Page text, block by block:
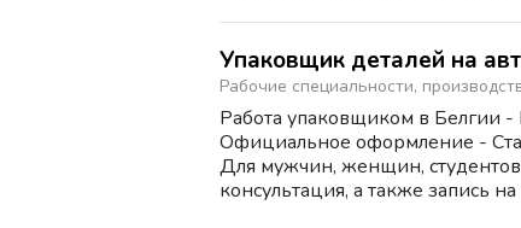
Упаковщик деталей на
Рабочие специальности,
Работа упаковщиком в Белгии -
Официальное оформление -
Для мужчин, женщин,
консультация, а также запись на